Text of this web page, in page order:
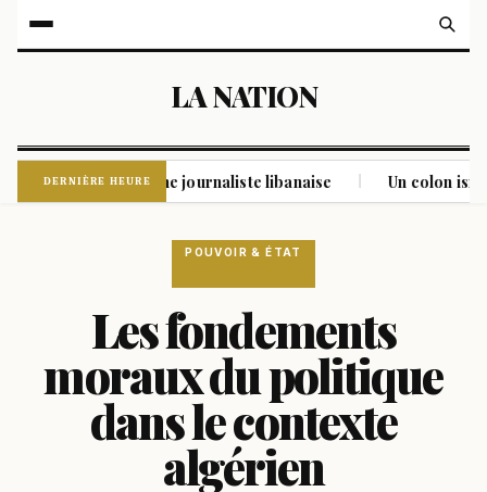
LA NATION
DERNIÈRE HEURE
mort d'une journaliste libanaise | Un colon israélien
POUVOIR & ÉTAT
Les fondements
moraux du politique
dans le contexte
algérien